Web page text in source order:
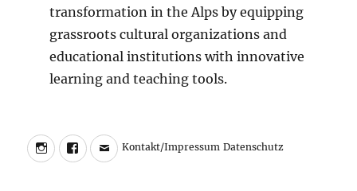
transformation in the Alps by equipping
grassroots cultural organizations and
educational institutions with innovative
learning and teaching tools.
InstagramFacebookCharly
Walter
Kontakt/ImpressumKontakt/Impressum
DatenschutzDatenschutz